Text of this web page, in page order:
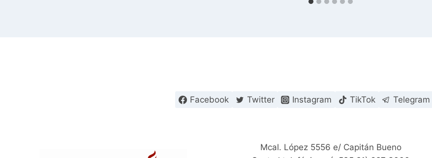
Facebook Twitter Instagram TikTok Telegram
Mcal. López 5556 e/ Capitán Bueno